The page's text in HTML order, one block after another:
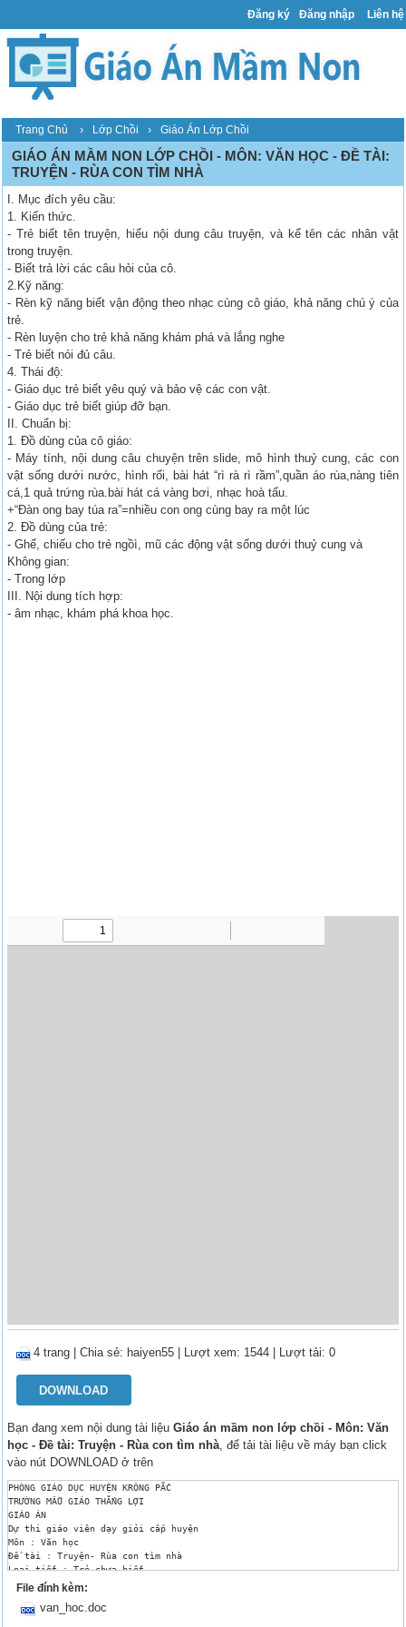
Đăng ký Đăng nhập Liên hệ
Trang Chủ › Lớp Chồi › Giáo Án Lớp Chồi
GIÁO ÁN MẦM NON LỚP CHỒI - MÔN: VĂN HỌC - ĐỀ TÀI:
TRUYỆN - RÙA CON TÌM NHÀ
I. Mục đích yêu cầu:
1. Kiến thức.
- Trẻ biết tên truyện, hiểu nội dung câu truyện, và kể tên các nhân vật
trong truyện.
- Biết trả lời các câu hỏi của cô.
2.Kỹ năng:
- Rèn kỹ năng biết vận động theo nhạc cùng cô giáo, khả năng chú ý của
trẻ.
- Rèn luyện cho trẻ khả năng khám phá và lắng nghe
- Trẻ biết nói đủ câu.
4. Thái độ:
- Giáo dục trẻ biết yêu quý và bảo vệ các con vật.
- Giáo dục trẻ biết giúp đỡ bạn.
II. Chuẩn bị:
1. Đồ dùng của cô giáo:
- Máy tính, nội dung câu chuyện trên slide, mô hình thuỷ cung, các con
vật sống dưới nước, hình rối, bài hát “rì rà rì rầm”,quần áo rùa,nàng tiên
cá,1 quả trứng rùa.bài hát cá vàng bơi, nhạc hoà tấu.
+“Đàn ong bay túa ra”=nhiều con ong cùng bay ra một lúc
2. Đồ dùng của trẻ:
- Ghế, chiếu cho trẻ ngồì, mũ các động vật sống dưới thuỷ cung và
Không gian:
- Trong lớp
III. Nội dung tích hợp:
- âm nhạc, khám phá khoa học.
4 trang |Chia sẻ: haiyen55 | Lượt xem: 1544 | Lượt tải: 0
DOWNLOAD
Bạn đang xem nội dung tài liệuGiáo án mầm non lớp chồi - Môn: Văn
học - Đề tài: Truyện - Rùa con tìm nhà, để tải tài liệu về máy bạn click
vào nút DOWNLOAD ở trên
PHÒNG GIÁO DỤC HUYỆN KRÔNG PẮC
TRƯỜNG MẪU GIÁO THẮNG LỢI
GIÁO ÁN
Dự thi giáo viên dạy giỏi cấp huyện
Môn : Văn học
Đề tài : Truyện- Rùa con tìm nhà
Loại tiết : Trẻ chưa biết
Chủ điểm : Thế giới động vật
Đối tượng : Trẻ mẫu giáo bé
File đính kèm:
van_hoc.doc